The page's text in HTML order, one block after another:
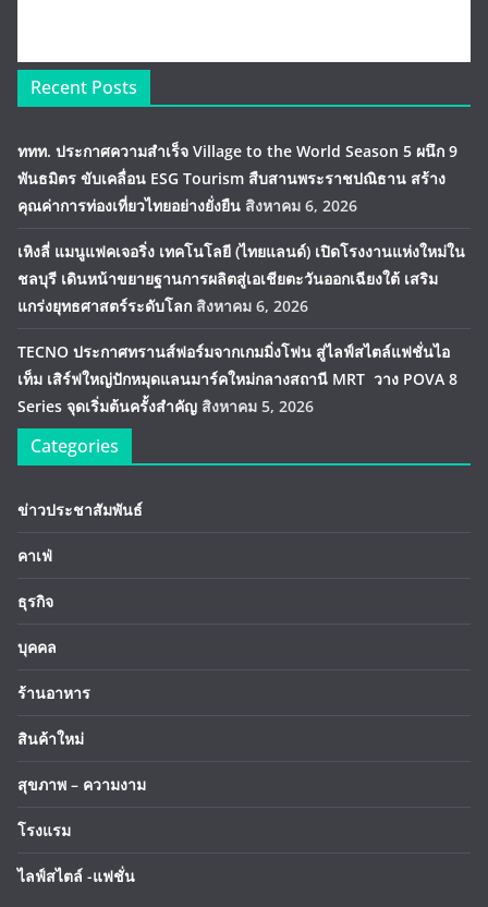
Recent Posts
ททท. ประกาศความสำเร็จ Village to the World Season 5 ผนึก 9
พันธมิตร ขับเคลื่อน ESG Tourism สืบสานพระราชปณิธาน สร้าง
คุณค่าการท่องเที่ยวไทยอย่างยั่งยืน สิงหาคม 6, 2026
เหิงลี่ แมนูแฟคเจอริ่ง เทคโนโลยี (ไทยแลนด์) เปิดโรงงานแห่งใหม่ใน
ชลบุรี เดินหน้าขยายฐานการผลิตสู่เอเชียตะวันออกเฉียงใต้ เสริม
แกร่งยุทธศาสตร์ระดับโลก สิงหาคม 6, 2026
TECNO ประกาศทรานส์ฟอร์มจากเกมมิ่งโฟน สู่ไลฟ์สไตล์แฟชั่นไอ
เท็ม เสิร์ฟใหญ่ปักหมุดแลนมาร์คใหม่กลางสถานี MRT วาง POVA 8
Series จุดเริ่มต้นครั้งสำคัญ สิงหาคม 5, 2026
Categories
ข่าวประชาสัมพันธ์
คาเฟ่
ธุรกิจ
บุคคล
ร้านอาหาร
สินค้าใหม่
สุขภาพ – ความงาม
โรงแรม
ไลฟ์สไตล์ -แฟชั่น